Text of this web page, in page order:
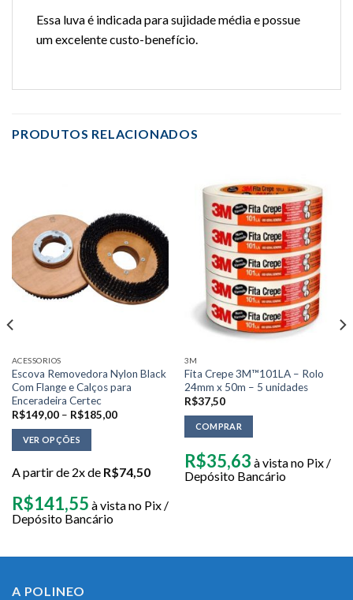
Essa luvaé indicada para sujidade média e possue
um excelente custo-benefício.
PRODUTOS RELACIONADOS
ACESSORIOS
Escova Removedora Nylon Black
Com Flange e Calços para
Enceradeira Certec
R$149,00– R$185,00
VER OPÇÕES
A partir de 2x de R$74,50
R$141,55 à vista no Pix /
Depósito Bancário
3M
Fita Crepe 3M™101LA – Rolo
24mm x 50m – 5 unidades
R$37,50
COMPRAR
R$35,63 à vista no Pix /
Depósito Bancário
A POLINEO